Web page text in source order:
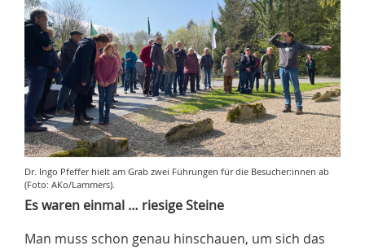
Dr. Ingo Pfeffer hielt am Grab zwei Führungen für die Besucher:innen ab
(Foto: AKo/Lammers).
Es waren einmal … riesige Steine
Man muss schon genau hinschauen, um sich das